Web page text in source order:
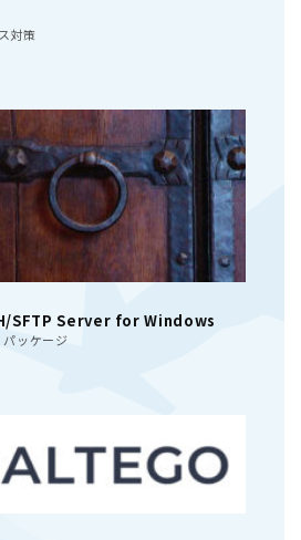
対策
SFTP Server for Windows
ッケージ